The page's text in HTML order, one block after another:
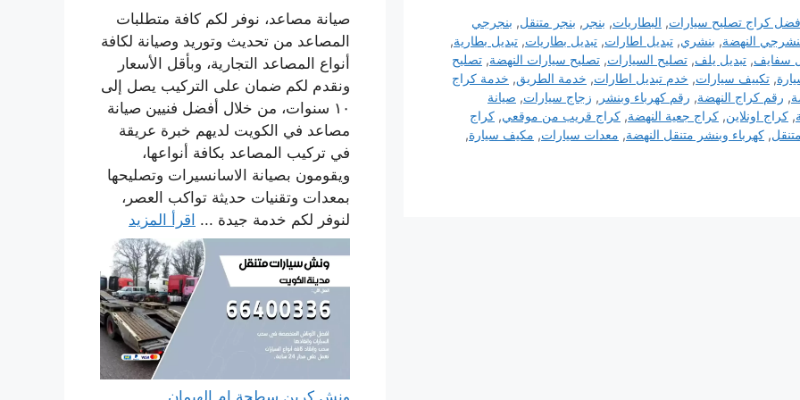
كراج تصليح سيارات, البطاريات, بنجر , بنجر متنقل, بنجرجي
النهضة, بنشري, تبديل اطارات, تبديل بطاريات, تبديل بطارية,
سفايف, تبديل يلف, تصليح السيارات, تصليح سيارات النهضة, تصليح
, تكييف سيارات, خدم تبديل اطارات, خدمة الطريق, خدمة كراج
, رقم كراج النهضة, رقم كهرباء وبنشر , زجاج سيارات, صيانة
, كراج اونلاين, كراج جعية النهضة, كراج قريب من موقعي, كراج
, كهرباء وبنشر متنقل النهضة, معدات سيارات, مكيف سيارة,
صيانة مصاعد، نوفر لكم كافة متطلبات
المصاعد من تحديث وتوريد وصيانة لكافة
أنواع المصاعد التجارية، وبأقل الأسعار
ونقدم لكم ضمان على التركيب يصل إلى
١٠ سنوات، من خلال أفضل فنيين صيانة
مصاعد في الكويت لديهم خبرة عريقة
في تركيب المصاعد بكافة أنواعها،
ويقومون بصيانة الاسانسيرات وتصليحها
بمعدات وتقنيات حديثة تواكب العصر،
لنوفر لكم خدمة جيدة ... اقرأ المزيد
ونش كرين سطحة ام الهيمان